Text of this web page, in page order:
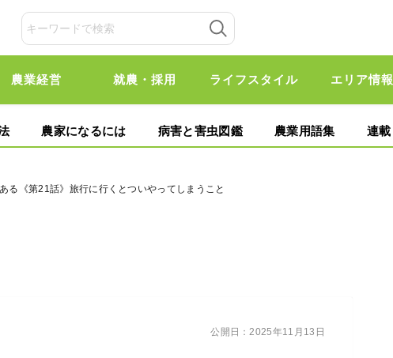
農業経営 就農・採用 ライフスタイル エリア情報
農家になるには 病害と害虫図鑑 農業用語集 連載
る《第21話》旅行に行くとついやってしまうこと
公開日：2025年11月13日